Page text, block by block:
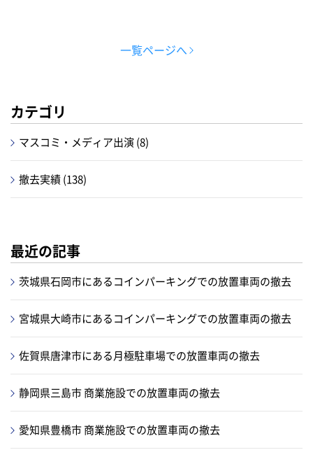
一覧ページへ
カテゴリ
マスコミ・メディア出演 (8)
撤去実績 (138)
最近の記事
茨城県石岡市にあるコインパーキングでの放置車両の撤去
宮城県大崎市にあるコインパーキングでの放置車両の撤去
佐賀県唐津市にある月極駐車場での放置車両の撤去
静岡県三島市 商業施設での放置車両の撤去
愛知県豊橋市 商業施設での放置車両の撤去